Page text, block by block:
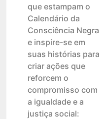
que estampam o
Calendário da
Consciência Negra
e inspire-se em
suas histórias para
criar ações que
reforcem o
compromisso com
a igualdade e a
justiça social: